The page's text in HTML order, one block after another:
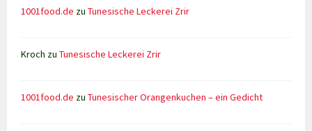
1001food.de zuTunesische Leckerei Zrir
Kroch zuTunesische Leckerei Zrir
1001food.de zuTunesischer Orangenkuchen – ein Gedicht